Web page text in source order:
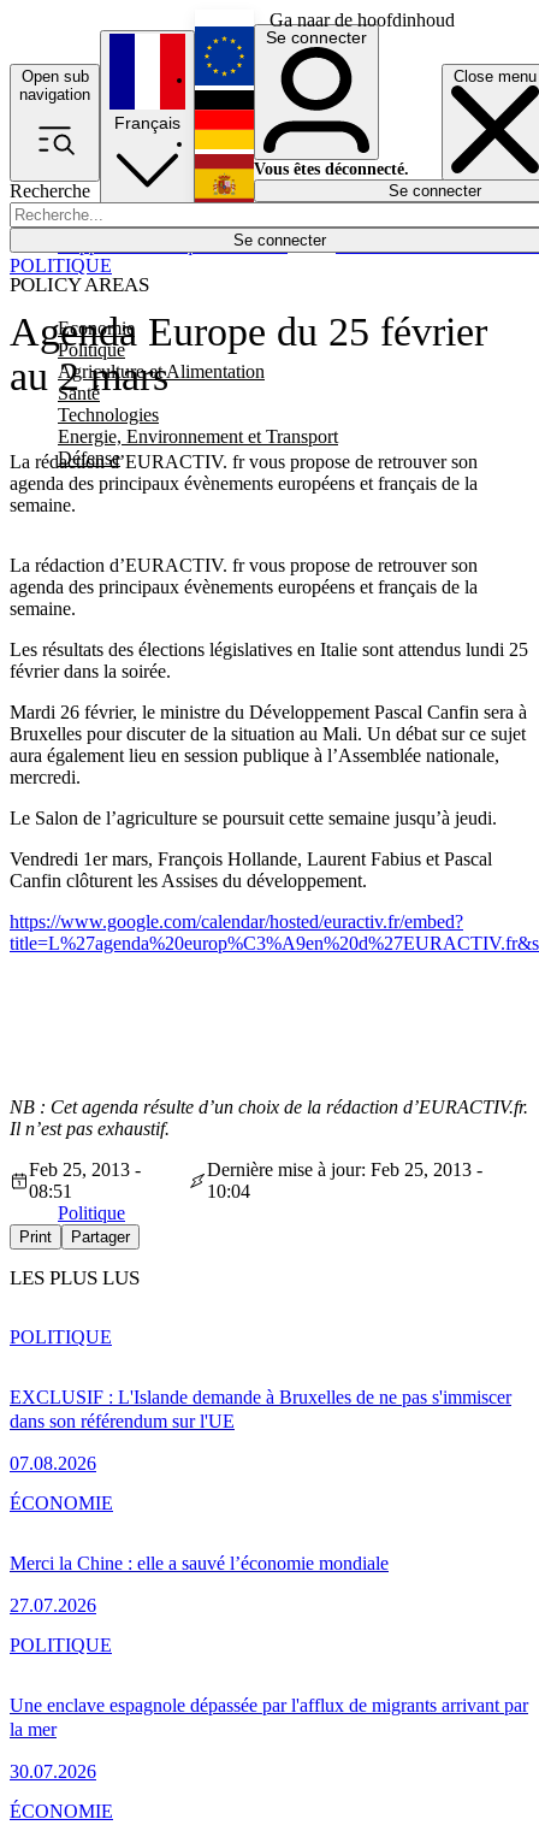
Ga naar de hoofdinhoud
Open sub
navigation
Close menu
Recherche
Se connecter
POLICY AREAS
Economie
Politique
Agriculture et Alimentation
Santé
Technologies
Energie, Environnement et Transport
Défense
Économie
Français
English
Deutsch
Español
Se connecter
Vous êtes déconnecté.
Se connecter
Agenda Europe du 25 février
au 2 mars
La rédaction d’EURACTIV. fr vous propose de retrouver son
agenda des principaux évènements européens et français de la
semaine.
POLITIQUE
La rédaction d’EURACTIV. fr vous propose de retrouver son
agenda des principaux évènements européens et français de la
semaine.
Les résultats des élections législatives en Italie sont attendus lundi 25
février dans la soirée.
Mardi 26 février, le ministre du Développement Pascal Canfin sera à
Bruxelles pour discuter de la situation au Mali. Un débat sur ce sujet
aura également lieu en session publique à l’Assemblée nationale,
mercredi.
Le Salon de l’agriculture se poursuit cette semaine jusqu’à jeudi.
Vendredi 1er mars, François Hollande, Laurent Fabius et Pascal
Canfin clôturent les Assises du développement.
https://www.google.com/calendar/hosted/euractiv.fr/embed?
NB : Cet agenda résulte d’un choix de la rédaction d’EURACTIV.fr.
Il n’est pas exhaustif.
Feb 25, 2013 -
08:51
Dernière mise à jour: Feb 25, 2013 -
10:04
Politique
Print Partager
LES PLUS LUS
EXCLUSIF : L'Islande demande à Bruxelles de ne pas s'immiscer
dans son référendum sur l'UE
07.08.2026
POLITIQUE
Merci la Chine : elle a sauvé l’économie mondiale
27.07.2026
ÉCONOMIE
Une enclave espagnole dépassée par l'afflux de migrants arrivant par
la mer
30.07.2026
POLITIQUE
ÉCONOMIE